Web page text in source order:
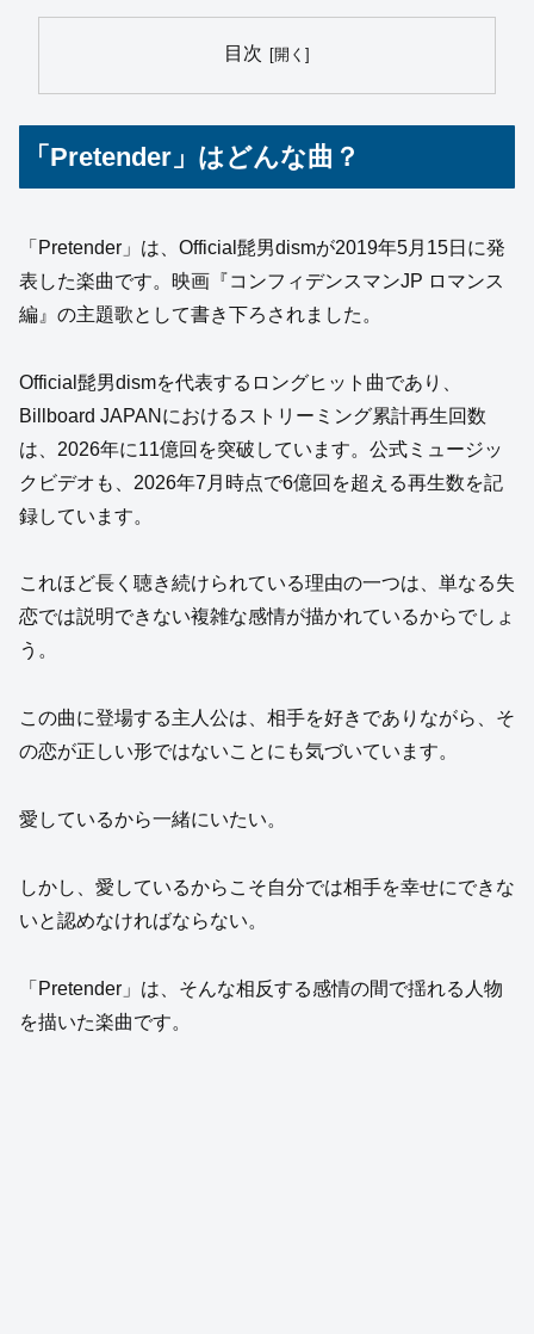
目次
「Pretender」はどんな曲？
「Pretender」は、Official髭男dismが2019年5月15日に発
表した楽曲です。映画『コンフィデンスマンJP ロマンス
編』の主題歌として書き下ろされました。
Official髭男dismを代表するロングヒット曲であり、
Billboard JAPANにおけるストリーミング累計再生回数
は、2026年に11億回を突破しています。公式ミュージッ
クビデオも、2026年7月時点で6億回を超える再生数を記
録しています。
これほど長く聴き続けられている理由の一つは、単なる失
恋では説明できない複雑な感情が描かれているからでしょ
う。
この曲に登場する主人公は、相手を好きでありながら、そ
の恋が正しい形ではないことにも気づいています。
愛しているから一緒にいたい。
しかし、愛しているからこそ自分では相手を幸せにできな
いと認めなければならない。
「Pretender」は、そんな相反する感情の間で揺れる人物
を描いた楽曲です。